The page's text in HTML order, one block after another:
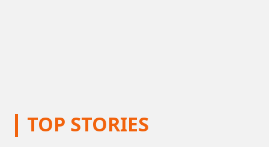
TOP STORIES